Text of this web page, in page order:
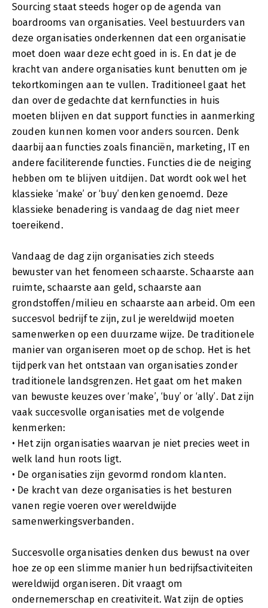
Sourcing staat steeds hoger op de agenda van
boardrooms van organisaties. Veel bestuurders van
deze organisaties onderkennen dat een organisatie
moet doen waar deze echt goed in is. En dat je de
kracht van andere organisaties kunt benutten om je
tekortkomingen aan te vullen. Traditioneel gaat het
dan over de gedachte dat kernfuncties in huis
moeten blijven en dat support functies in aanmerking
zouden kunnen komen voor anders sourcen. Denk
daarbij aan functies zoals financiën, marketing, IT en
andere faciliterende functies. Functies die de neiging
hebben om te blijven uitdijen. Dat wordt ook wel het
klassieke ‘make’ or ‘buy’ denken genoemd. Deze
klassieke benadering is vandaag de dag niet meer
toereikend.
Vandaag de dag zijn organisaties zich steeds
bewuster van het fenomeen schaarste. Schaarste aan
ruimte, schaarste aan geld, schaarste aan
grondstoffen/milieu en schaarste aan arbeid. Om een
succesvol bedrijf te zijn, zul je wereldwijd moeten
samenwerken op een duurzame wijze. De traditionele
manier van organiseren moet op de schop. Het is het
tijdperk van het ontstaan van organisaties zonder
traditionele landsgrenzen. Het gaat om het maken
van bewuste keuzes over ‘make’, ‘buy’ or ‘ally’. Dat zijn
vaak succesvolle organisaties met de volgende
kenmerken:
• Het zijn organisaties waarvan je niet precies weet in
welk land hun roots ligt.
• De organisaties zijn gevormd rondom klanten.
• De kracht van deze organisaties is het besturen
vanen regie voeren over wereldwijde
samenwerkingsverbanden.
Succesvolle organisaties denken dus bewust na over
hoe ze op een slimme manier hun bedrijfsactiviteiten
wereldwijd organiseren. Dit vraagt om
ondernemerschap en creativiteit. Wat zijn de opties